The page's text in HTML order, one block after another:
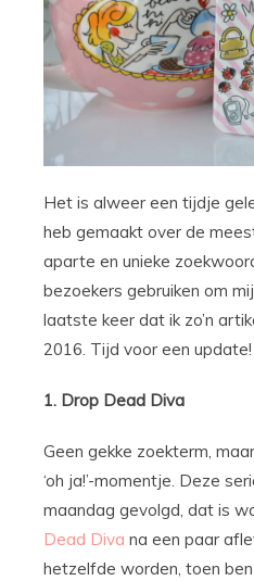
Het is alweer een tijdje
heb gemaakt over de
aparte en unieke
bezoekers gebruiken om
laatste keer dat ik zo’n
2016. Tijd voor een update!
1. Drop Dead Diva
Geen gekke zoekterm,
‘oh ja!’-momentje. Deze
maandag gevolgd, dat is
Dead Diva na een paar
hetzelfde worden, toen